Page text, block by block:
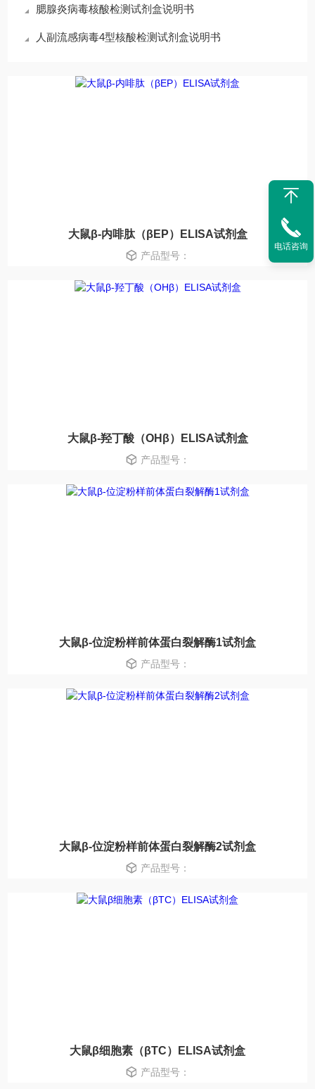
腮腺炎病毒核酸检测试剂盒说明书
人副流感病毒4型核酸检测试剂盒说明书
大鼠β-内啡肽（βEP）ELISA试剂盒
产品型号：
大鼠β-羟丁酸（OHβ）ELISA试剂盒
产品型号：
大鼠β-位淀粉样前体蛋白裂解酶1试剂盒
产品型号：
大鼠β-位淀粉样前体蛋白裂解酶2试剂盒
产品型号：
大鼠β细胞素（βTC）ELISA试剂盒
产品型号：
电话咨询